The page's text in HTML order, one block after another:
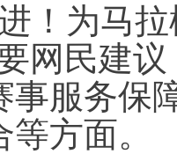
！为马
网民建
事服务保
方面。